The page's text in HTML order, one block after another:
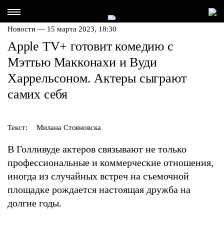
Новости — 15 марта 2023, 18:30
Apple TV+ готовит комедию с
Мэттью Макконахи и Вуди
Харрельсоном. Актеры сыграют
самих себя
Текст: Милана Стояновска
В Голливуде актеров связывают не только
профессиональные и коммерческие отношения,
иногда из случайных встреч на съемочной
площадке рождается настоящая дружба на
долгие годы.